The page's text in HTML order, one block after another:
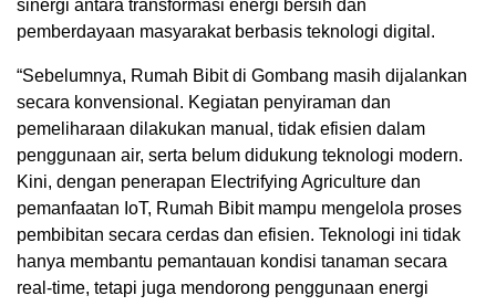
sinergi antara transformasi energi bersih dan
pemberdayaan masyarakat berbasis teknologi digital.
“Sebelumnya, Rumah Bibit di Gombang masih dijalankan
secara konvensional. Kegiatan penyiraman dan
pemeliharaan dilakukan manual, tidak efisien dalam
penggunaan air, serta belum didukung teknologi modern.
Kini, dengan penerapan Electrifying Agriculture dan
pemanfaatan IoT, Rumah Bibit mampu mengelola proses
pembibitan secara cerdas dan efisien. Teknologi ini tidak
hanya membantu pemantauan kondisi tanaman secara
real-time, tetapi juga mendorong penggunaan energi